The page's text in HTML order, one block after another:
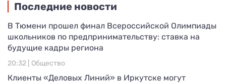
Последние новости
В Тюмени прошел финал Всероссийской Олимпиады
школьников по предпринимательству: ставка на
будущие кадры региона
20:32 | Общество
Клиенты «Деловых Линий» в Иркутске могут